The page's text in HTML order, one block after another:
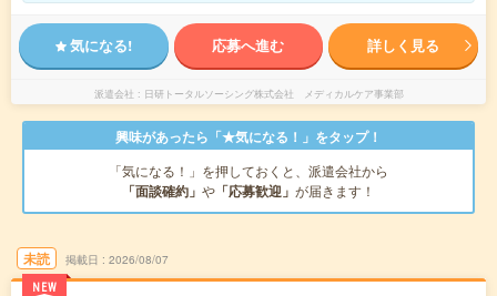
気になる! 応募へ進む 詳しく見る
派遣会社 日研トータルソーシング株式会社 メディカルケア事業部
興味があったら「★気になる！」をタップ！
「気になる！」を押しておくと、派遣会社から
「面談確約」 や 「応募歓迎」 が届きます！
未読
NEW
掲載日 2026/08/07